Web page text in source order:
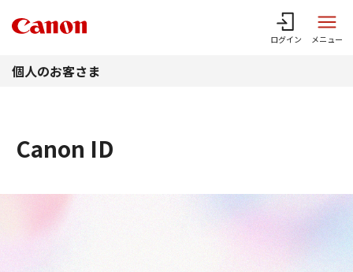
ログイン メニュー
個人のお客さま
Canon ID